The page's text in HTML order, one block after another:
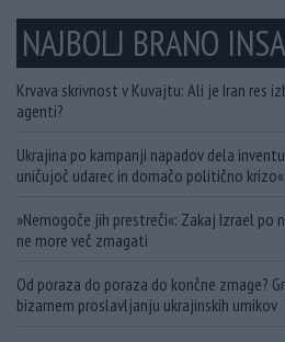
NAJBOLJ BRANO
Krvava skrivnost v Kuvajtu: Ali je Iran res
agenti?
Ukrajina po kampanji napadov dela
uničujoč udarec in domačo politično krizo«
»Nemogoče jih prestreči«: Zakaj Izrael po
ne more več zmagati
Od poraza do poraza do končne zmage?
bizarnem proslavljanju ukrajinskih umikov